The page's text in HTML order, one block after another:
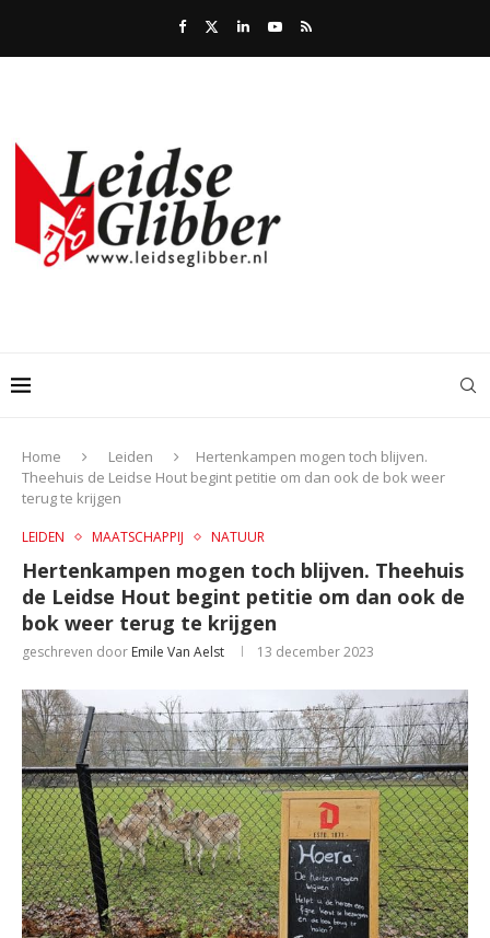
Home Leiden
Hertenkampen mogen toch blijven.
Theehuis de Leidse Hout begint petitie om dan ook de bok weer
terug te krijgen
LEIDEN MAATSCHAPPIJ NATUUR
Hertenkampen mogen toch blijven. Theehuis
de Leidse Hout begint petitie om dan ook de
bok weer terug te krijgen
geschreven door Emile Van Aelst 13 december 2023